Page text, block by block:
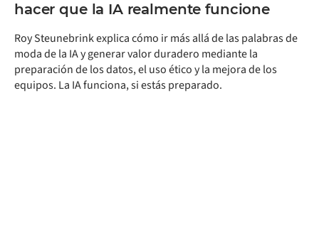
hacer que la IA realmente funcione
Roy Steunebrink explica cómo ir más allá de las palabras de
moda de la IA y generar valor duradero mediante la
preparación de los datos, el uso ético y la mejora de los
equipos. La IA funciona, si estás preparado.